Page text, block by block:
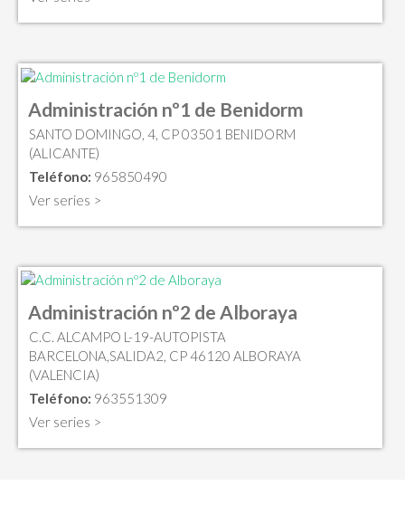
Administración nº1 de Benidorm
SANTO DOMINGO, 4, CP 03501 BENIDORM
(ALICANTE)
Teléfono: 965850490
Ver series >
Administración nº2 de Alboraya
C.C. ALCAMPO L-19-AUTOPISTA
BARCELONA,SALIDA2, CP 46120 ALBORAYA
(VALENCIA)
Teléfono: 963551309
Ver series >